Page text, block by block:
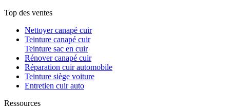
Top des ventes
Nettoyer canapé cuir
Teinture canapé cuir
Teinture sac en cuir
Rénover canapé cuir
Réparation cuir automobile
Teinture siège voiture
Entretien cuir auto
Ressources